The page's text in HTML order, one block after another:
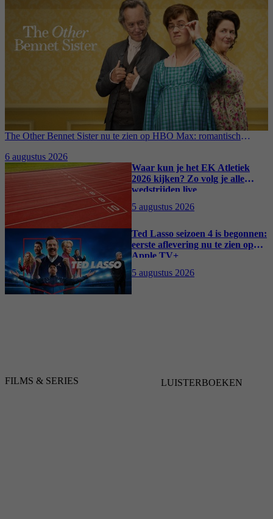
The Other Bennet Sister nu te zien op HBO Max: romantisch
6 augustus 2026
Waar kun je het EK Atletiek
2026 kijken? Zo volg je alle
wedstrijden live
5 augustus 2026
Ted Lasso seizoen 4 is begonnen:
eerste aflevering nu te zien op
Apple TV+
5 augustus 2026
FILMS & SERIES LUISTERBOEKEN